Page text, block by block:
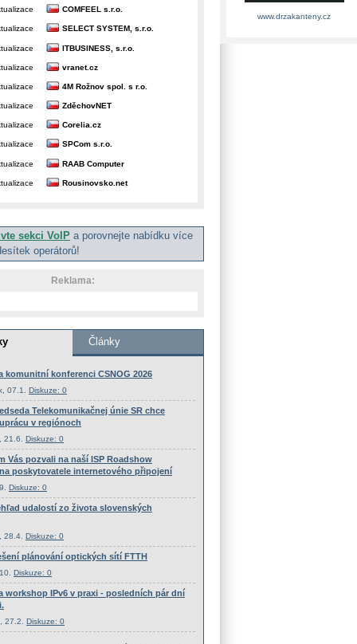
COMFEEL s.r.o.
SELECT SYSTEM, s.r.o.
ITBUSINESS, s.r.o.
vranet.cz
4M Rožnov spol. s r.o.
ZděchovNET
Corelia.cz
SPCom s.r.o.
RAAB Computer
Rousinovsko.net
sekci VoIP a porovnejte nabídku více
operátorů!
Reklama:
www.drzakanteny.cz